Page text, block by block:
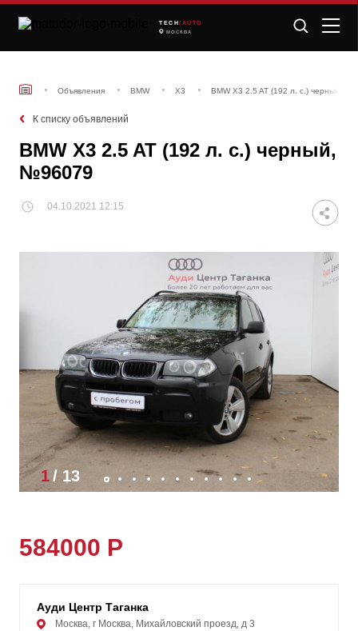
TECH /AUTO
МОСКВА
Объявления BMW X3 BMW X3 2.5 AT (192 л. с.) черный,
К списку объявлений
BMW X3 2.5 AT (192 л. с.) черный,
№96079
04.10.2021 12:15
1/ 13
584000 Р
Ауди Центр Таганка
Москва, г Москва, Михайловский проезд, д 3